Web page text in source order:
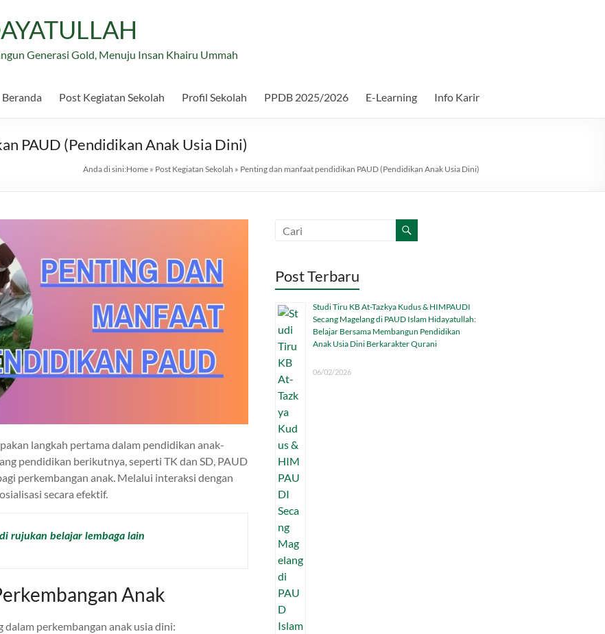
Generasi Gold, Menuju Insan Khairu Ummah
Beranda Post Kegiatan Sekolah Profil Sekolah PPDB 2025/2026 E-Learning Info Karir
PAUD (Pendidikan Anak Usia Dini)
Anda di sini:Home » Post Kegiatan Sekolah » Penting dan manfaat pendidikan PAUD (Pendidikan Anak Usia Dini)
langkah pertama dalam pendidikan anak-
pendidikan berikutnya, seperti TK dan SD, PAUD
perkembangan anak. Melalui interaksi dengan
secara efektif.
rujukan belajar lembaga lain
Anak
perkembangan anak usia dini:
Post Terbaru
Studi Tiru KB At-Tazkya Kudus & HIMPAUDI
Secang Magelang di PAUD Islam Hidayatullah:
Belajar Bersama Membangun Pendidikan
Anak Usia Dini Berkarakter Qurani
06/02/2026